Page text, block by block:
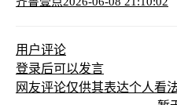
用户评论
登录后可以发言
网友评论仅供其表达个人看